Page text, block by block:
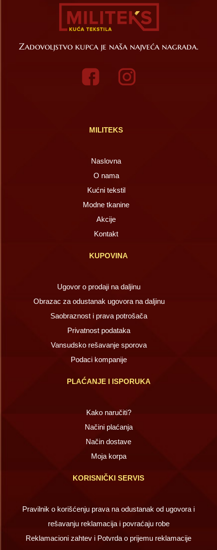
Zadovoljstvo kupca je naša najveća nagrada.
MILITEKS
Naslovna
O nama
Kućni tekstil
Modne tkanine
Akcije
Kontakt
KUPOVINA
Ugovor o prodaji na daljinu
Obrazac za odustanak ugovora na daljinu
Saobraznost i prava potrošača
Privatnost podataka
Vansudsko rešavanje sporova
Podaci kompanije
PLAĆANJE I ISPORUKA
Kako naručiti?
Načini plaćanja
Način dostave
Moja korpa
KORISNIČKI SERVIS
Pravilnik o korišćenju prava na odustanak od ugovora i
rešavanju reklamacija i povraćaju robe
Reklamacioni zahtev i Potvrda o prijemu reklamacije